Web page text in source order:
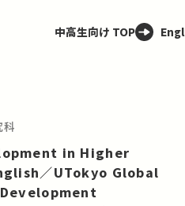
中高生向け TOP
科
in Higher
／UTokyo Global